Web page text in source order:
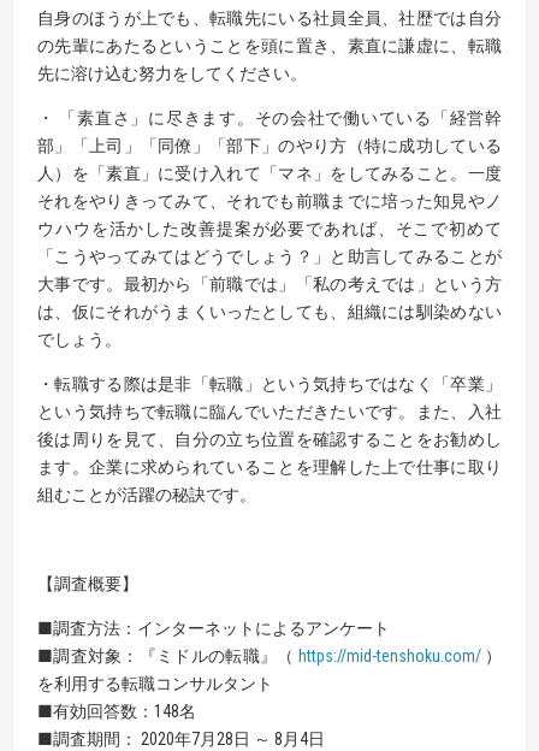
自身のほうが上でも、転職先にいる社員全員、社歴では自分
の先輩にあたるということを頭に置き、素直に謙虚に、転職
先に溶け込む努力をしてください。
・ 「素直さ」に尽きます。その会社で働いている「経営幹
部」「上司」「同僚」「部下」のやり方（特に成功している
人）を「素直」に受け入れて「マネ」をしてみること。一度
それをやりきってみて、それでも前職までに培った知見やノ
ウハウを活かした改善提案が必要であれば、そこで初めて
「こうやってみてはどうでしょう？」と助言してみることが
大事です。最初から「前職では」「私の考えでは」という方
は、仮にそれがうまくいったとしても、組織には馴染めない
でしょう。
・転職する際は是非「転職」という気持ちではなく「卒業」
という気持ちで転職に臨んでいただきたいです。また、入社
後は周りを見て、自分の立ち位置を確認することをお勧めし
ます。企業に求められていることを理解した上で仕事に取り
組むことが活躍の秘訣です。
【調査概要】
■調査方法：インターネットによるアンケート
■調査対象：『ミドルの転職』（ https://mid-tenshoku.com/）
を利用する転職コンサルタント
■有効回答数：148名
■調査期間： 2020年7月28日 ～ 8月4日